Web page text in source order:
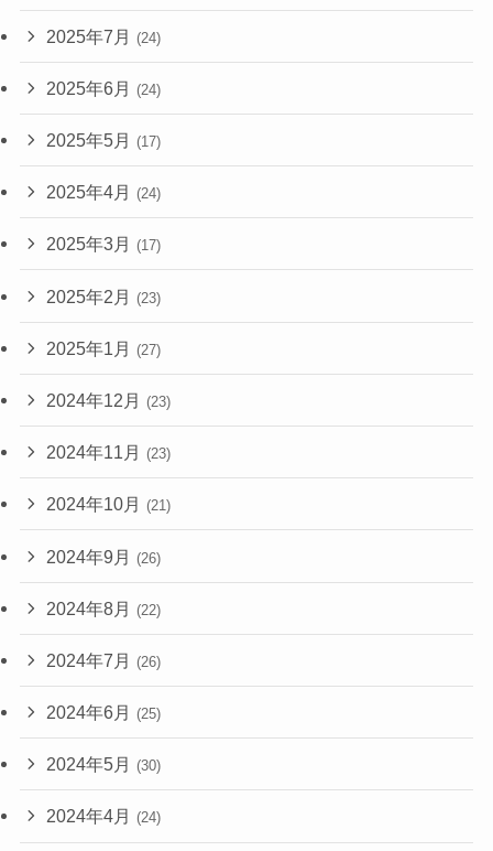
2025年7月 (24)
2025年6月 (24)
2025年5月 (17)
2025年4月 (24)
2025年3月 (17)
2025年2月 (23)
2025年1月 (27)
2024年12月 (23)
2024年11月 (23)
2024年10月 (21)
2024年9月 (26)
2024年8月 (22)
2024年7月 (26)
2024年6月 (25)
2024年5月 (30)
2024年4月 (24)